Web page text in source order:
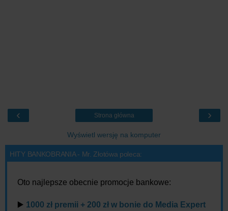
‹ ›
Strona główna
Wyświetl wersję na komputer
HITY BANKOBRANIA - Mr. Złotówa poleca:
Oto najlepsze obecnie promocje bankowe:
▶️ 1000 zł premii + 200 zł w bonie do Media Expert